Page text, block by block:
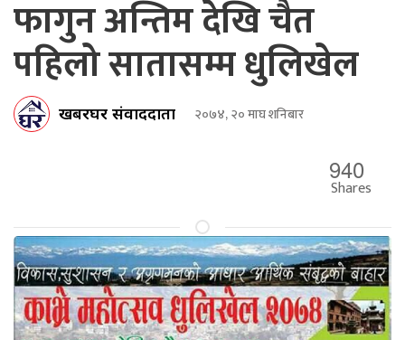
फागुन अन्तिम देखि चैत
पहिलो सातासम्म धुलिखेल
खबरघर संवाददाता २०७४, २० माघ शनिबार
940
Shares